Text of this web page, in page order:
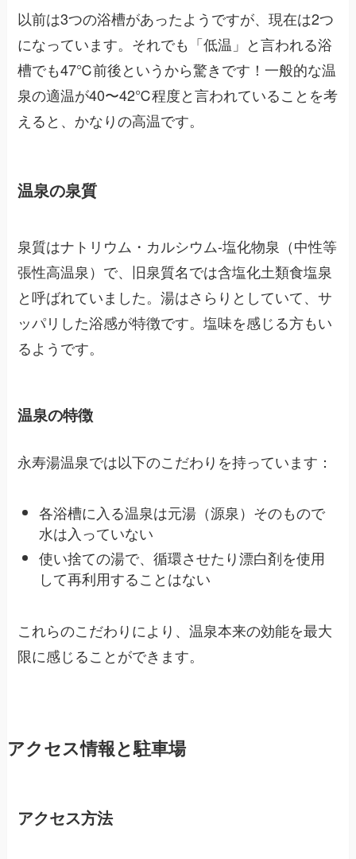
以前は3つの浴槽があったようですが、現在は2つ
になっています。それでも「低温」と言われる浴
槽でも47℃前後というから驚きです！一般的な温
泉の適温が40〜42℃程度と言われていることを考
えると、かなりの高温です。
温泉の泉質
泉質はナトリウム・カルシウム-塩化物泉（中性等
張性高温泉）で、旧泉質名では含塩化土類食塩泉
と呼ばれていました。湯はさらりとしていて、サ
ッパリした浴感が特徴です。塩味を感じる方もい
るようです。
温泉の特徴
永寿湯温泉では以下のこだわりを持っています：
各浴槽に入る温泉は元湯（源泉）そのもので
水は入っていない
使い捨ての湯で、循環させたり漂白剤を使用
して再利用することはない
これらのこだわりにより、温泉本来の効能を最大
限に感じることができます。
アクセス情報と駐車場
アクセス方法